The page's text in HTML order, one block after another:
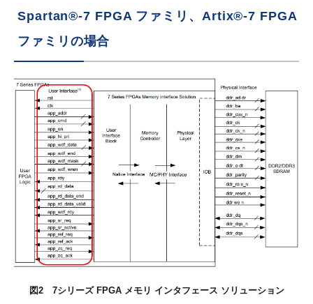
Spartan®-7 FPGA ファミリ、Artix®-7 FPGA
ファミリの場合
図2 7シリーズ FPGA メモリ インタフェース ソリューション